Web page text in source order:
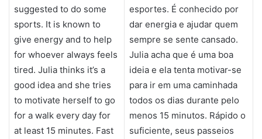
suggested to do some
sports. It is known to
give energy and to help
for whoever always feels
tired. Julia thinks it’s a
good idea and she tries
to motivate herself to go
for a walk every day for
at least 15 minutes. Fast
esportes. É conhecido por
dar energia e ajudar quem
sempre se sente cansado.
Julia acha que é uma boa
ideia e ela tenta motivar-se
para ir em uma caminhada
todos os dias durante pelo
menos 15 minutos. Rápido o
suficiente, seus passeios